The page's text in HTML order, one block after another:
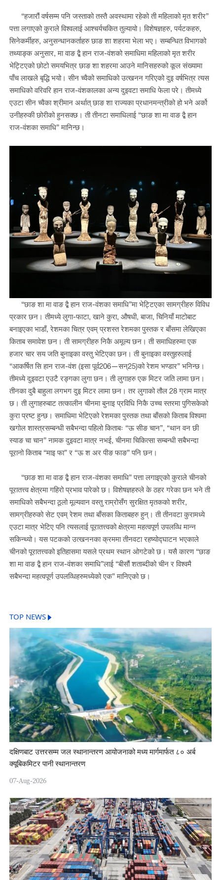
“हजारौं वर्षसम्म पनि जस्ताको तस्तै अवस्थामा रहेको ती महिलाको मृत शरीर”
पत्ता लगाएको कुराले विश्वलाई आश्चर्यचकित तुल्यायो। विशेषज्ञहरु, पर्यटकहरु,
सिनेकर्मीहरु, अनुसन्धानकर्ताहरु छाङ शा शहरमा भेला भए। सम्बन्धित विभागको
तथ्याङ्क अनुसार, मा वाङ द्बै हान राज-वंशको समाधिमा महिलाको मृत शरीर
भेट्टिएको छोटो समयभित्र छाङ शा शहरमा आउने मानिसहरुको कूल संख्यामा
पाँच लाखले बृद्धि भयो। सीन च्वैको समाधिको उत्खनन गरिएको दुइ वर्षभित्र त्यस
समाधिको वरिवरि हान राज-वंशकालका अन्य दुइवटा समाधि फेला परे। तीमध्ये
एउटा सीन च्वैका श्रीमान अर्थात् छाङ शा राज्यका प्रधानमन्त्रीको हो भने अर्को
उनीहरुकी छोरीको हुनसक्छ। ती तीनटा समाधिलाई “छाङ शा मा वाङ द्बै हान
राज-वंशका समाधि” मानिन्छ।
“छाङ शा मा वाङ द्बै हान राज-वंशका समाधि”मा भेट्टिएका सामग्रीहरु विविध
प्रकार छन। तीमध्ये लुगा-फाटा, खाने कुरा, औषधी, बाजा, चिनियाँ माटोबाट
बनाइएका भाडाँ, रेशमका चित्र एवम् प्रशस्त रेशमका पुस्तक र बाँसमा लेखिएका
किताब समावेश छन। ती सामग्रीहरु निकै अमूल्य छन। ती समाधिहरुमा एक
हजार चार सय जति बुनाइका वस्तु भेटिएका छन। ती बुनाइका वस्तुहरुलाई
“आकर्षित सि हान राज-वंश (इसा पूर्व206—सन्25)को रेशम भण्डार” भनिन्छ।
तीमध्ये दुइवटा एउटै रङ्गका लुगा छन। ती लुगाहरु एक मिटर जति लामा छन।
तीनका दुबै बाहुला लगभग दुइ मिटर लामा छन। तर लुगाको तौल 28 ग्राम मात्र
छ। ती लुगाहरुबाट तत्कालीन चीनमा बुनाइ प्रविधि निकै उच्च स्तरमा पुगिसकेको
कुरा प्रष्ट हुन्छ। समाधिमा भेटिएको रेशमका पुस्तक तथा बाँसको किताब विश्वमा
खगोल शास्त्रसम्बन्धी सबैभन्दा पहिलो किताबः “ऊ सीङ चान”, “थान वन छी
स्याङ चा चान” नामक दुइवटा मात्र नभई, चीनमा चिकित्सा सम्बन्धी सबैभन्दा
पूरानो किताब “माइ फा” र “ऊ श अर पीङ फाङ” पनि छन।
“छाङ शा मा वाङ द्बै हान राज-वंशका समाधि” पत्ता लगाइएको कुराले चीनको
पूरातत्त्व क्षेत्रमा गहिरो प्रभाव पारेको छ। विशेषज्ञहरुले के ठहर गरेका छन भने ती
समाधिको सबैभन्दा ठूलो मूल्यवान वस्तु राम्रोसँग सुरक्षित मृतकको शरीर,
सामग्रीहरुको सेट एवम् रेशम तथा बाँसका किताबहरु हुन्। ती तीनवटा कुरामध्ये
एउटा मात्र भेटिए पनि त्यसलाई पूरातत्त्वको क्षेत्रमा महत्वपूर्ण उपलव्धि मान्न
सकिन्थ्यो। यस पटकको उत्खननका क्रममा तीनवटा रहष्योद्घाटन भएकाले
चीनको पूरातत्त्वको इतिहासमा यसले प्रथम स्थान ओगटेको छ। यसै कारण “छाङ
शा मा वाङ द्बै हान राज-वंशका समाधि”लाई “बीसौं शताब्दीको चीन र विश्वमै
सबैभन्दा महत्वपूर्ण उपलव्धिहरुमध्येको एक” मानिएको छ।
TOP NEWS
दक्षिणबाट उत्तरसम्म जल स्थानान्तरण आयोजनाको मध्य मार्गमार्फत ८० अर्ब
क्यूबिकमिटर पानी स्थानान्तरण
07-Aug-2026